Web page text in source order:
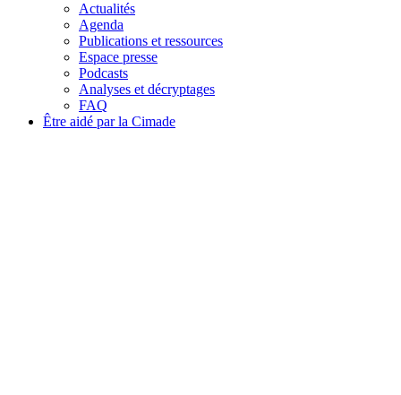
Actualités
Agenda
Publications et ressources
Espace presse
Podcasts
Analyses et décryptages
FAQ
Être aidé par la Cimade